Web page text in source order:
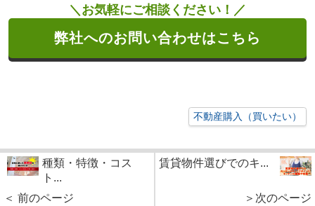
＼お気軽にご相談ください！／
弊社へのお問い合わせはこちら
不動産購入（買いたい）
種類・特徴・コス
ト...
＜ 前のページ
賃貸物件選びでのキ...
＞次のページ